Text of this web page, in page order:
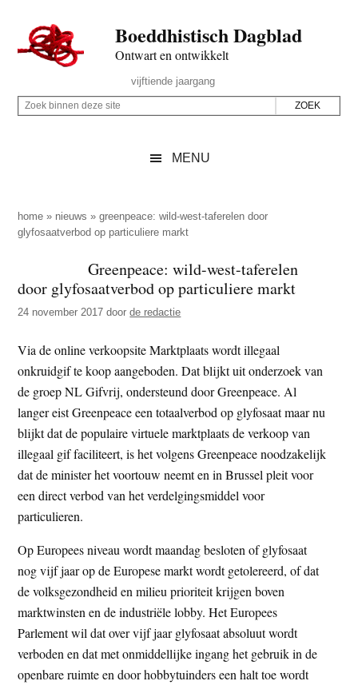
naar
de
inhoud
secondary
naar
de
sidebar
naar
de
Boeddhistisch Dagblad
Ontwart en ontwikkelt
Rechts
vijftiende jaargang
Z
p
d
z
e
i
t
e
Z
i
n
n
d
z
e
s
i
t
e
MENU
home » nieuws »greenpeace: wild-west-taferelen door
glyfosaatverbod op particuliere markt
Greenpeace: wild-west-taferelen
door glyfosaatverbod op particuliere markt
24 november 2017 doorde redactie
Via de online verkoopsite Marktplaats wordt illegaal
onkruidgif te koop aangeboden. Dat blijkt uit onderzoek van
de groep NL Gifvrij, ondersteund door Greenpeace. Al
langer eist Greenpeace een totaalverbod op glyfosaat maar nu
blijkt dat de populaire virtuele marktplaats de verkoop van
illegaal gif faciliteert, is het volgens Greenpeace noodzakelijk
dat de minister het voortouw neemt en in Brussel pleit voor
een direct verbod van het verdelgingsmiddel voor
particulieren.
Op Europees niveau wordt maandag besloten of glyfosaat
nog vijf jaar op de Europese markt wordt getolereerd, of dat
de volksgezondheid en milieu prioriteit krijgen boven
marktwinsten en de industriële lobby. Het Europees
Parlement wil dat over vijf jaar glyfosaat absoluut wordt
verboden en dat met onmiddellijke ingang het gebruik in de
openbare ruimte en door hobbytuinders een halt toe wordt